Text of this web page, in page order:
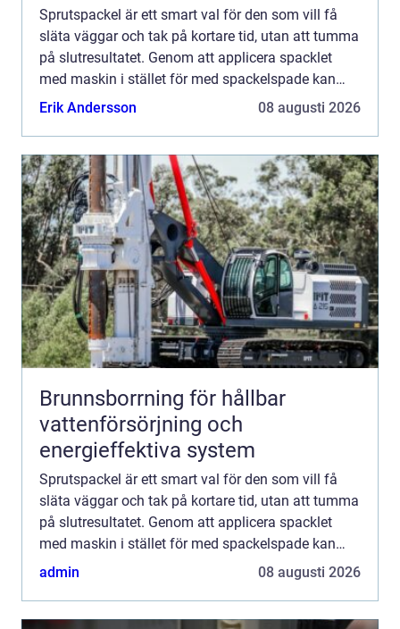
Sprutspackel är ett smart val för den som vill få
släta väggar och tak på kortare tid, utan att tumma
på slutresultatet. Genom att applicera spacklet
med maskin i stället för med spackelspade kan
större ytor hanteras mer effektivt, samtidigt som
Erik Andersson 08 augusti 2026
Brunnsborrning för hållbar
vattenförsörjning och
energieffektiva system
Sprutspackel är ett smart val för den som vill få
släta väggar och tak på kortare tid, utan att tumma
på slutresultatet. Genom att applicera spacklet
med maskin i stället för med spackelspade kan
större ytor hanteras mer effektivt, samtidigt som
admin 08 augusti 2026